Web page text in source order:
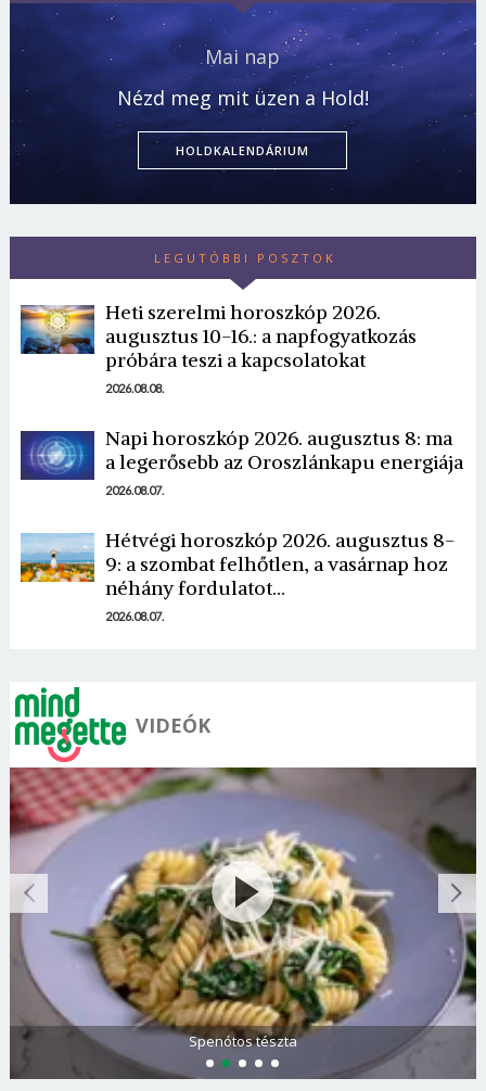
Mai nap
Nézd meg mit üzen a Hold!
HOLDKALENDÁRIUM
LEGUTÓBBI POSZTOK
Heti szerelmi horoszkóp 2026.
augusztus 10-16.: a napfogyatkozás
próbára teszi a kapcsolatokat
2026.08.08.
Napi horoszkóp 2026. augusztus 8: ma
a legerősebb az Oroszlánkapu energiája
2026.08.07.
Hétvégi horoszkóp 2026. augusztus 8-
9: a szombat felhőtlen, a vasárnap hoz
néhány fordulatot…
2026.08.07.
VIDEÓK
Spenótos tészta
Borsonline bejelentkezés
E-mail cím vagy felhasználónév
Jelszó